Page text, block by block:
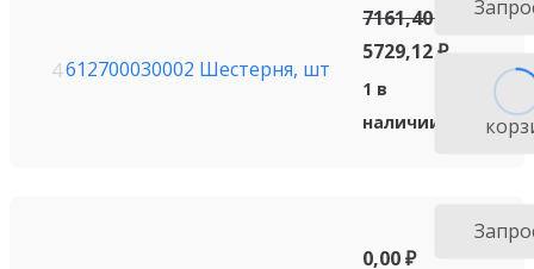
4612700030002 Шестерня, шт
7161,40
5729,12₽
1 в
наличии
0,00₽